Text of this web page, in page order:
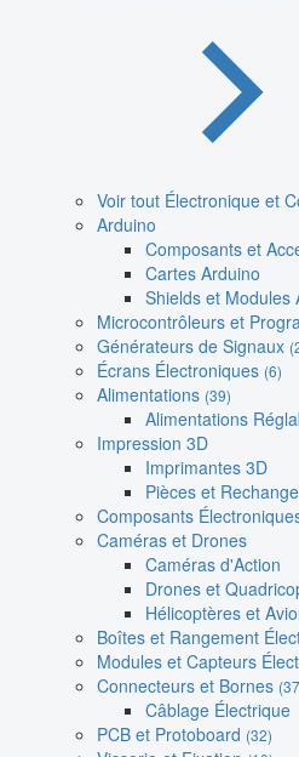
Voir tout Électronique et
Arduino
Composants et
Cartes Arduino
Shields et Modules
Microcontrôleurs et
Générateurs de Signaux
Écrans Électroniques (6)
Alimentations (39)
Alimentations
Impression 3D
Imprimantes 3D
Pièces et
Composants
Caméras et Drones
Caméras d'Action
Drones et
Hélicoptères et
Boîtes et Rangement
Modules et Capteurs
Connecteurs et Bornes
Câblage Électrique
PCB et Protoboard (32)